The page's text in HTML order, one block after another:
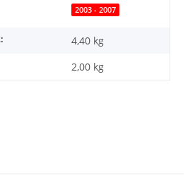
2003 - 2007
4,40 kg
2,00 kg